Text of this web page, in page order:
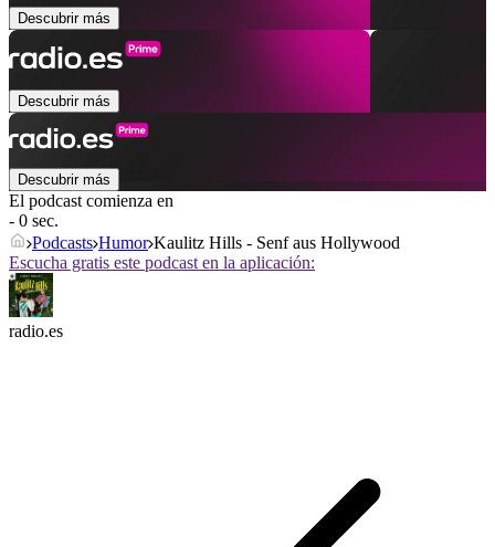
Descubrir más
Descubrir más
Descubrir más
El podcast comienza en
- 0 sec.
Podcasts Humor Kaulitz Hills - Senf aus Hollywood
Escucha gratis este podcast en la aplicación:
radio.es